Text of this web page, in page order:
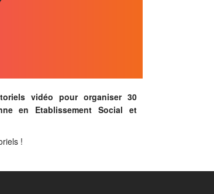
vidéo pour organiser 30
en Etablissement Social et
!